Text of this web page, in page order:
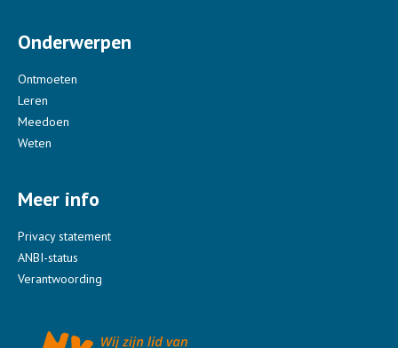
Onderwerpen
Ontmoeten
Leren
Meedoen
Weten
Meer info
Privacy statement
ANBI-status
Verantwoording